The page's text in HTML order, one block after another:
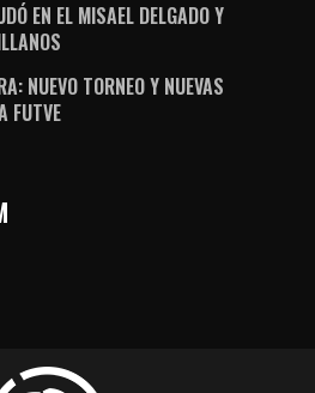
EN EL MISAEL DELGADO Y
NUEVO TORNEO Y NUEVAS
FUTVE